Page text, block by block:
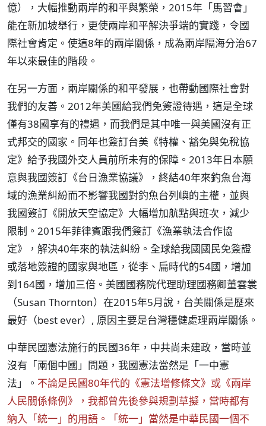
億），大幅推動兩岸的和平與繁榮，2015年「馬習會」
能在新加坡舉行，更使兩岸和平解決爭端的實踐，令國
際社會肯定。使這8年的兩岸關係，成為兩岸隔海分治67
年以來最佳的階段。
在另一方面，兩岸關係的和平發展，也帶動國際社會對
我們的友善。2012年美國給我們免簽證待遇，這是全球
僅有38國享有的禮遇，而我們是其中唯一與美國沒有正
式邦交的國家。同年也簽訂台美《特權、豁免與免稅協
定》給予我國外交人員前所未有的保障。2013年日本願
意與我國簽訂《台日漁業協議》，終結40年來釣魚台海
域的漁業糾紛而不影響我國對釣魚台列嶼的主權，並與
我國簽訂《開放天空協定》大幅增加航點與班次，減少
限制。2015年菲律賓跟我們簽訂《漁業執法合作協
定》，解決40年來的執法糾紛。全球給我國國民免簽證
或落地簽證的國家與地區，從李、扁時代的54國，增加
到164國，增加三倍。美國國務院代理助理國務卿董雲裳
（Susan Thornton）在2015年5月說，台美關係是歷來
最好（best ever）, 原因主要是台灣穩健處理兩岸關係。
中華民國憲法施行的民國36年，中共尚未建政，當時並
沒有「兩個中國」問題，我國憲法當然是「一中憲
法」。 不論是民國80年代的《憲法增修條文》或《兩岸
人民關係條例》，我都曾先後參與規劃草擬，當時都有
納入「統一」的用語。「統一」當然是中華民國一個不